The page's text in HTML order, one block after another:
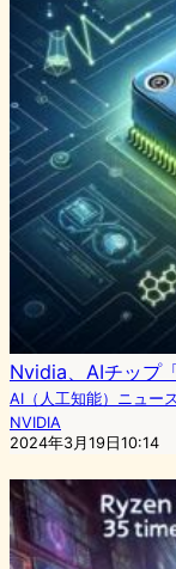
Nvidia、AIチップ
AI（人工知能）ニュース
NVIDIA
2024年3月19日10:14